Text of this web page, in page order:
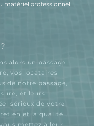
matériel professionnel.
alors un passage
vos locataires
de notre passage,
et leurs
sérieux de votre
et la qualité
mettez à leur